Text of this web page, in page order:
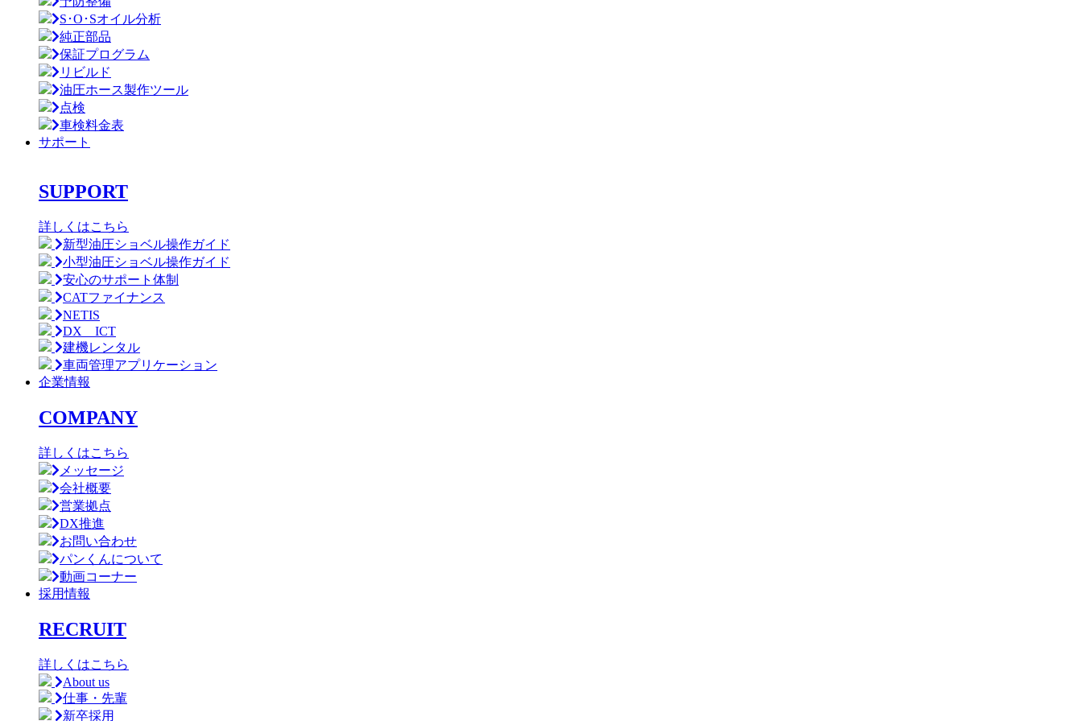
S･O･Sオイル分析
純正部品
保証プログラム
リビルド
油圧ホース製作ツール
点検
車検料金表
サポート
SUPPORT
詳しくはこちら
新型油圧ショベル操作ガイド
小型油圧ショベル操作ガイド
安心のサポート体制
CATファイナンス
NETIS
DX ICT
建機レンタル
車両管理アプリケーション
企業情報
COMPANY
詳しくはこちら
メッセージ
会社概要
営業拠点
DX推進
お問い合わせ
パンくんについて
動画コーナー
採用情報
RECRUIT
詳しくはこちら
About us
仕事・先輩
新卒採用